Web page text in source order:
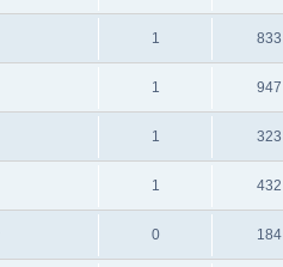
1 833
1 947
1 323
1 432
0 184